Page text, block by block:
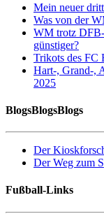
Mein neuer
Was von der
WM trotz
günstiger?
Trikots des FC
Hart-, Grand-,
2025
BlogsBlogsBlogs
Der
Der Weg zum
Fußball-Links